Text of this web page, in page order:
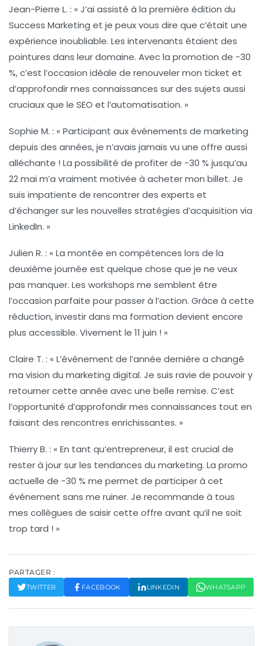
Jean-Pierre L. : « J’ai assisté à la première édition du
Success Marketing et je peux vous dire que c’était une
expérience inoubliable. Les intervenants étaient des
pointures dans leur domaine. Avec la promotion de -30
%, c’est l’occasion idéale de renouveler mon ticket et
d’approfondir mes connaissances sur des sujets aussi
cruciaux que le SEO et l’automatisation. »
Sophie M. : « Participant aux événements de marketing
depuis des années, je n’avais jamais vu une offre aussi
alléchante ! La possibilité de profiter de -30 % jusqu’au
22 mai m’a vraiment motivée à acheter mon billet. Je
suis impatiente de rencontrer des experts et
d’échanger sur les nouvelles stratégies d’acquisition via
LinkedIn. »
Julien R. : « La montée en compétences lors de la
deuxième journée est quelque chose que je ne veux
pas manquer. Les workshops me semblent être
l’occasion parfaite pour passer à l’action. Grâce à cette
réduction, investir dans ma formation devient encore
plus accessible. Vivement le 11 juin ! »
Claire T. : « L’événement de l’année dernière a changé
ma vision du marketing digital. Je suis ravie de pouvoir y
retourner cette année avec une belle remise. C’est
l’opportunité d’approfondir mes connaissances tout en
faisant des rencontres enrichissantes. »
Thierry B. : « En tant qu’entrepreneur, il est crucial de
rester à jour sur les tendances du marketing. La promo
actuelle de -30 % me permet de participer à cet
événement sans me ruiner. Je recommande à tous
mes collègues de saisir cette offre avant qu’il ne soit
trop tard ! »
PARTAGER :
TWITTER FACEBOOK LINKEDIN WHATSAPP